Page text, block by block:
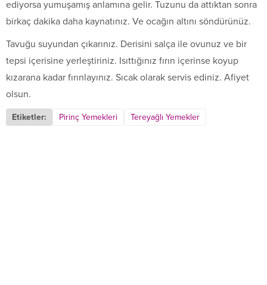
ediyorsa yumuşamış anlamına gelir. Tuzunu da attıktan sonra
birkaç dakika daha kaynatınız. Ve ocağın altını söndürünüz.
Tavuğu suyundan çıkarınız. Derisini salça ile ovunuz ve bir
tepsi içerisine yerleştiriniz. Isıttığınız fırın içerinse koyup
kızarana kadar fırınlayınız. Sıcak olarak servis ediniz. Afiyet
olsun.
Etiketler: Pirinç Yemekleri Tereyağlı Yemekler